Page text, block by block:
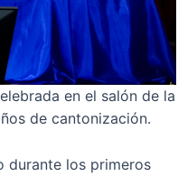
en el salón de la
de cantonización.
durante los primeros